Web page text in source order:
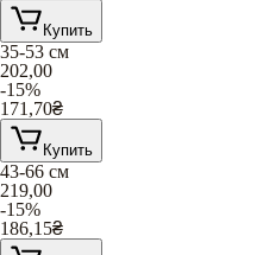
Купить
35-53 см
202,00
-15%
171,70₴
Купить
43-66 см
219,00
-15%
186,15₴